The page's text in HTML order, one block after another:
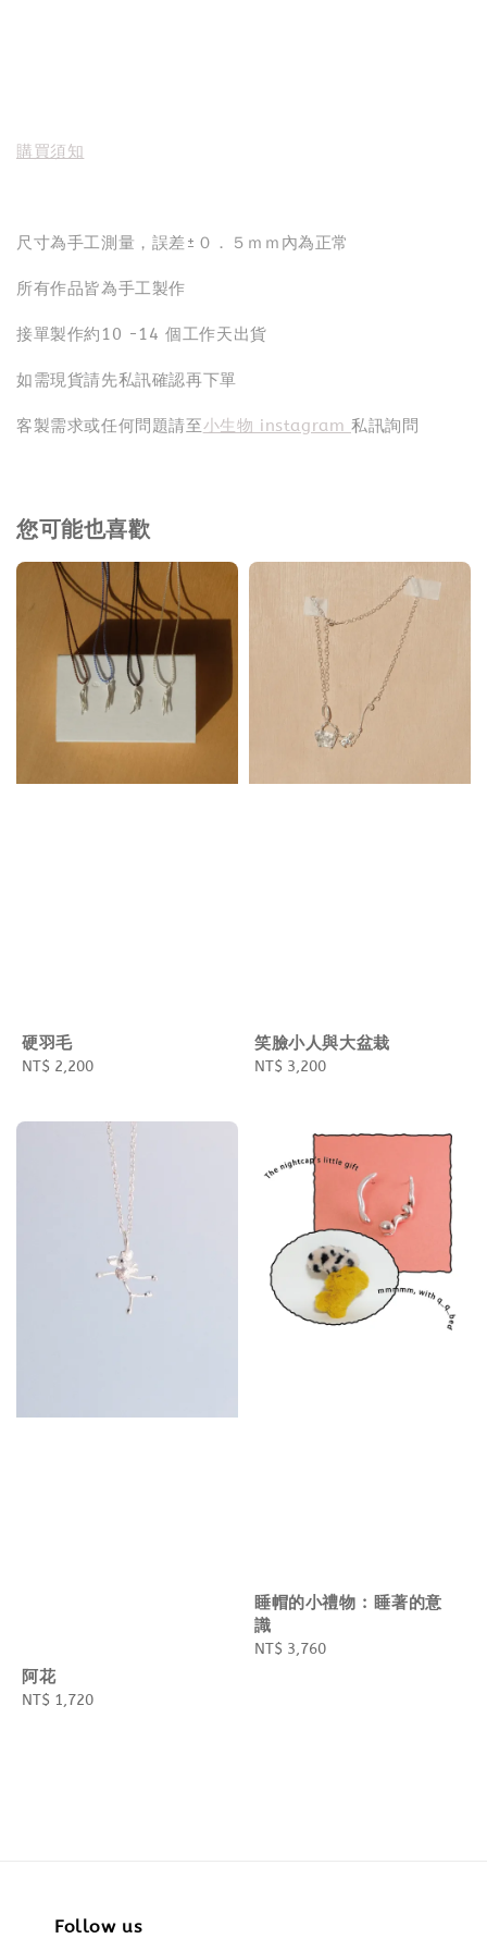
購買須知
尺寸為手工測量，誤差±０．５ｍｍ內為正常
所有作品皆為手工製作
接單製作約10 -14 個工作天出貨
如需現貨請先私訊確認再下單
客製需求或任何問題請至小生物 instagram私訊詢問
您可能也喜歡
硬羽毛
Regular
NT$ 2,200
笑臉小人與大盆栽
Regular
NT$ 3,200
阿花
Regular
NT$ 1,720
睡帽的小禮物 : 睡著的意
識
Regular
NT$ 3,760
Follow us